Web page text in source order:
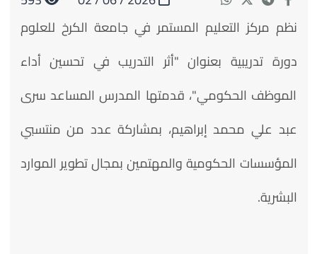
نظم مركز التعليم المستمر في جامعة الكرخ للعلوم
دورة تدريبية بعنوان "أثر التدريب في تحسين أداء
الموظف الحكومي"، قدمتها المدرس المساعد سرى
عبد علي محمد إبراهيم، بمشاركة عدد من منتسبي
المؤسسات الحكومية والمهتمين بمجال تطوير الموارد
البشرية.